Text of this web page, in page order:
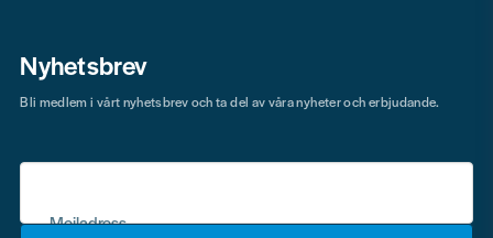
Nyhetsbrev
Mejladress
Bli medlem i vårt nyhetsbrev och ta del av våra nyheter och erbjudande.